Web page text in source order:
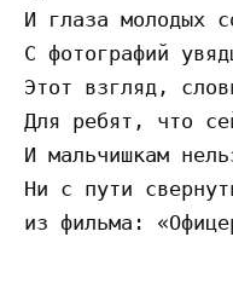
И глаза молодых
С фотографий
Этот взгляд,
Для ребят, что
И мальчишкам
Ни с пути